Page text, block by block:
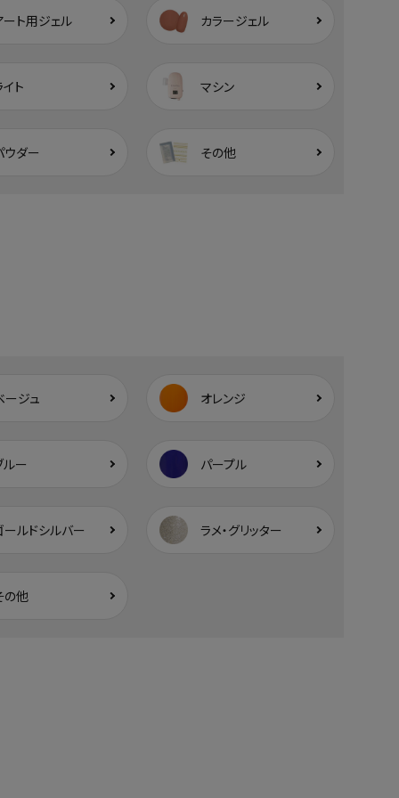
ート用ジェル カラージェル
イト マシン
ウダー その他
ージュ オレンジ
ルー パープル
ールドシルバー ラメ・グリッター
の他